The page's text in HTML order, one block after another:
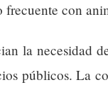
frecuente con
la necesidad
públicos. La